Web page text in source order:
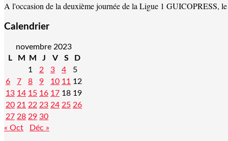
A l'occasion de la deuxième journée de la Ligue 1 GUICOPRESS,
Calendrier
novembre 2023
L
M M J V S
D
1
2 3 4
5
6
7 8 9 10 11 12
13 14 15 16 17 18 19
20 21 22 23 24 25 26
27 28 29 30
« Oct
Déc »